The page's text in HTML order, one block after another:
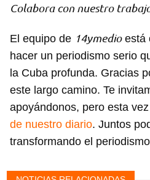
Colabora con nuestro
El equipo de 14ymedioestá
hacer un periodismo serio
la Cuba profunda. Gracias
este largo camino. Te
apoyándonos, pero esta vez
de nuestro diario. Juntos
transformando el